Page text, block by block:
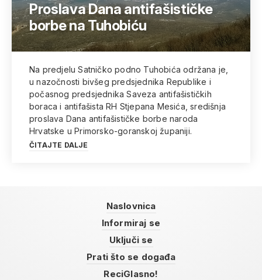
Proslava Dana antifašističke
borbe na Tuhobiću
Na predjelu Satničko podno Tuhobića održana je,
u nazočnosti bivšeg predsjednika Republike i
počasnog predsjednika Saveza antifašističkih
boraca i antifašista RH Stjepana Mesića, središnja
proslava Dana antifašističke borbe naroda
Hrvatske u Primorsko-goranskoj županiji.
ČITAJTE DALJE
Naslovnica
Informiraj se
Uključi se
Prati što se događa
ReciGlasno!